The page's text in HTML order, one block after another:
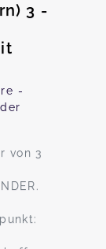
3 -
-
von 3